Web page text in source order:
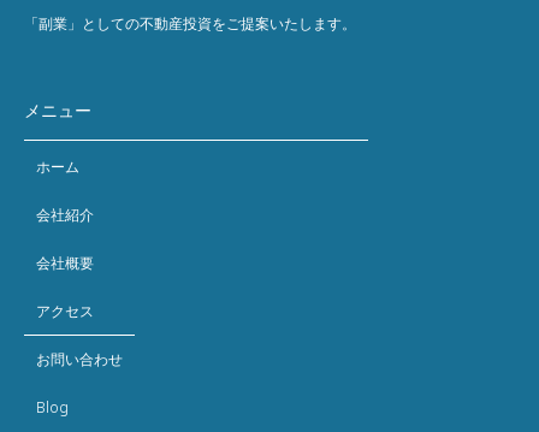
「副業」としての不動産投資をご提案いたします。
メニュー
ホーム
会社紹介
会社概要
アクセス
お問い合わせ
Blog